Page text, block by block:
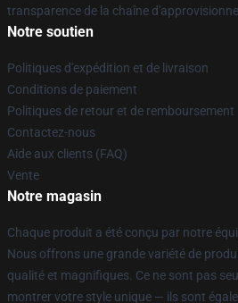
transparence de la chaîne
Notre soutien
Politiques d'expédition et de livraison
Conditions de paiement
Politiques de retour et de remboursement
Contactez-nous
Aide aux clients (FAQ)
Vente
Notre magasin
Chaque produit a été conçu par notre
Nous offrons une grande variété de
qualité et magnifiques. Ce ne sont pas
montrer votre style unique — ils sont